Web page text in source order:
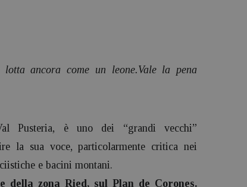
lotta ancora come un leone.Vale la pena
Pusteria, è uno dei “grandi vecchi”
la sua voce, particolarmente critica nei
e bacini montani.
della zona Ried, sul Plan de Corones.